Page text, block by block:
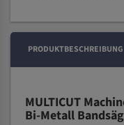
PRODUKTBESCHREIBUNG
MULTICUT
Bi-Metall